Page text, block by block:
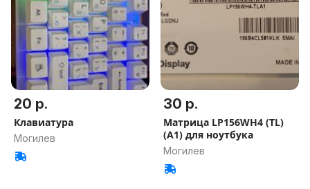
20 р.
Клавиатура
Могилев
30 р.
Матрица LP156WH4 (TL)
(A1) для ноутбука
Могилев